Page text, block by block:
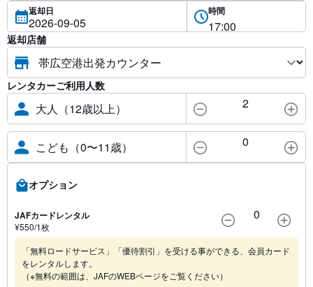
返却日 時間
返却店舗
レンタカーご利用人数
大人（12歳以上） 2
こども（0〜11歳） 0
オプション
JAFカードレンタル
¥550/1枚
0
「無料ロードサービス」「優待割引」を受ける事ができる、会員カード
をレンタルします。
（※無料の範囲は、JAFのWEBページをご覧ください）